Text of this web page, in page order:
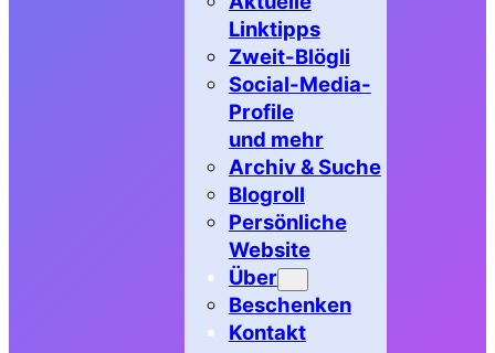
Linktipps
Zweit-Blögli
Social-Media-
Profile
und mehr
Archiv & Suche
Blogroll
Persönliche
Website
Über
Beschenken
Kontakt